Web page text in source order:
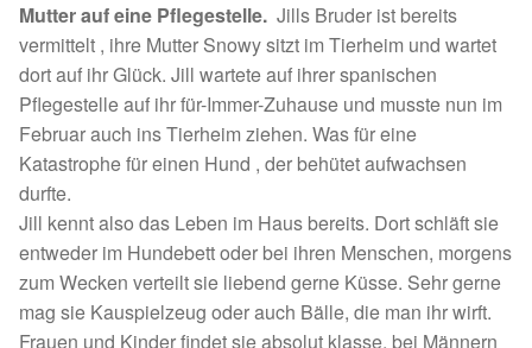
Spenden 2023
Juli bis Dezember 2023
Januar bis Juni 2023
Spenden 2022
Juli bis Dezember 2022
Mutter auf eine Pflegestelle. Jills Bruder ist bereits
vermittelt , ihre Mutter Snowy sitzt im Tierheim und wartet
dort auf ihr Glück. Jill wartete auf ihrer spanischen
Pflegestelle auf ihr für-Immer-Zuhause und musste nun im
Februar auch ins Tierheim ziehen. Was für eine
Katastrophe für einen Hund , der behütet aufwachsen
durfte.
Jill kennt also das Leben im Haus bereits. Dort schläft sie
entweder im Hundebett oder bei ihren Menschen, morgens
zum Wecken verteilt sie liebend gerne Küsse. Sehr gerne
mag sie Kauspielzeug oder auch Bälle, die man ihr wirft.
Frauen und Kinder findet sie absolut klasse, bei Männern